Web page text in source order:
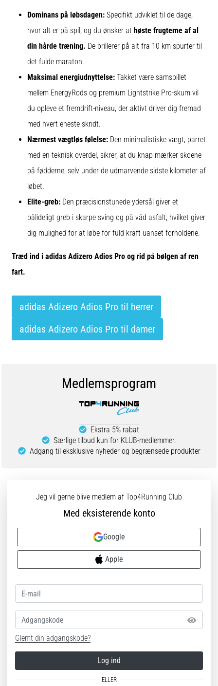
Dominans på løbsdagen: Specifikt udviklet til de dage,
hvor alt er på spil, og du ønsker at høste frugterne af al
din hårde træning. De brillerer på alt fra 10 km spurter til
det fulde maraton.
Maksimal energiudnyttelse: Takket være samspillet
mellem EnergyRods og premium Lightstrike Pro-skum vil
du opleve et fremdrift-niveau, der aktivt driver dig fremad
med hvert eneste skridt.
Nærmest vægtløs følelse: Den minimalistiske vægt, parret
med en teknisk overdel, sikrer, at du knap mærker skoene
på fødderne, selv under de udmarvende sidste kilometer af
løbet.
Elite-greb: Den præcisionstunede ydersål giver et
pålideligt greb i skarpe sving og på våd asfalt, hvilket giver
dig mulighed for at løbe for fuld kraft uanset forholdene.
Træd ind i adidas Adizero Adios Pro og rid på bølgen af ren
fart.
adidas Adizero Adios Pro til herrer
adidas Adizero Adios Pro til damer
Medlemsprogram
Ekstra 5% rabat
Særlige tilbud kun for KLUB-medlemmer.
Adgang til eksklusive nyheder og begrænsede produkter
Jeg vil gerne blive medlem af Top4Running Club
Med eksisterende konto
Google
Apple
Adgangskode
Glemt din adgangskode?
Log ind